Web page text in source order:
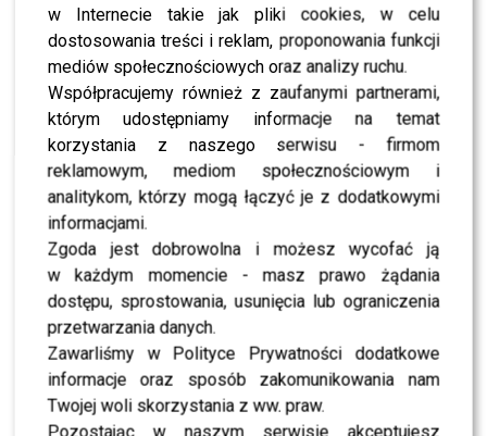
w Internecie takie jak pliki cookies, w celu
dostosowania treści i reklam, proponowania funkcji
mediów społecznościowych oraz analizy ruchu.
Współpracujemy również z zaufanymi partnerami,
którym udostępniamy informacje na temat
korzystania z naszego serwisu - firmom
reklamowym, mediom społecznościowym i
analitykom, którzy mogą łączyć je z dodatkowymi
informacjami.
Zgoda jest dobrowolna i możesz wycofać ją
w każdym momencie - masz prawo żądania
dostępu, sprostowania, usunięcia lub ograniczenia
przetwarzania danych.
Zawarliśmy w Polityce Prywatności dodatkowe
informacje oraz sposób zakomunikowania nam
Twojej woli skorzystania z ww. praw.
Pozostając w naszym serwisie akceptujesz
Widzowie zachwyceni Alicją
Majewską. Tak zareagowali
Podczas koncertuAlicji Majewskiejtradycyjnie
towarzyszyłWłodzimierz Korcz. Ich wspólny występ
był kolejnym dowodem na to, że należą do najbardziej
rozpoznawalnych duetów w historii polskiej muzyki.
Choć współpracują od dekad, na scenie wciąż imponują
energią i niezwykłą muzyczną chemią.
Artystka jako pierwszą wykonała piosenkę„Pamiętam
ciebie z tamtych lat”. Już po kilku taktach publiczność
zaczęła reagować niezwykle żywiołowo. W pewnym
momencie przez opolski amfiteatr poniosło się głośne
skandowanie: